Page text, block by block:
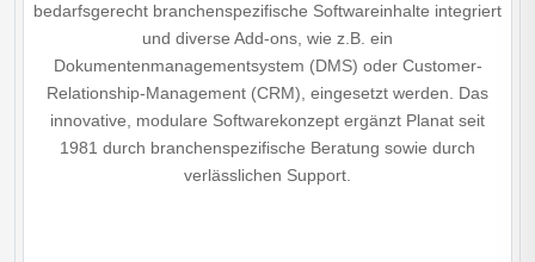
bedarfsgerecht branchenspezifische Softwareinhalte integriert
und diverse Add-ons, wie z.B. ein
Dokumentenmanagementsystem (DMS) oder Customer-
Relationship-Management (CRM), eingesetzt werden. Das
innovative, modulare Softwarekonzept ergänzt Planat seit
1981 durch branchenspezifische Beratung sowie durch
verlässlichen Support.